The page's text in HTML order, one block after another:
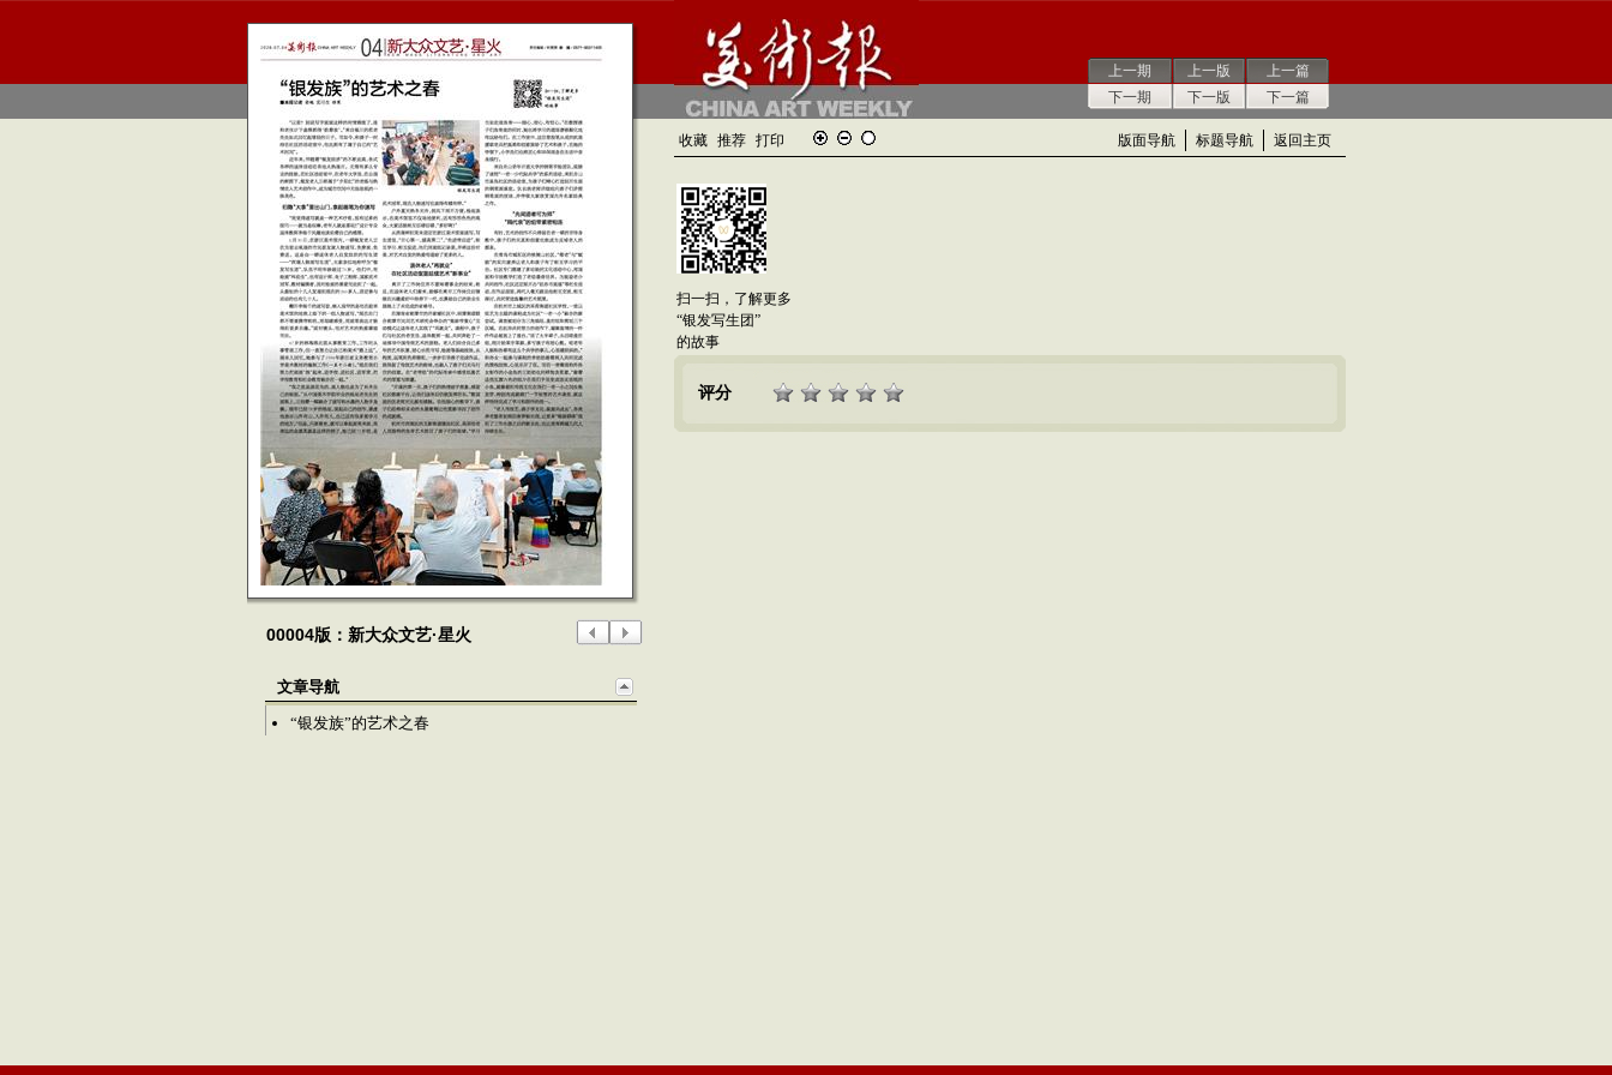
上一期
下一期
上一版
下一版
上一篇
下一篇
00004版：新大众文艺·星火
文章导航
“银发族”的艺术之春
收藏 推荐 打印 版面导航 标题导航 返回主页
扫一扫，了解更多
“银发写生团”
的故事
评分